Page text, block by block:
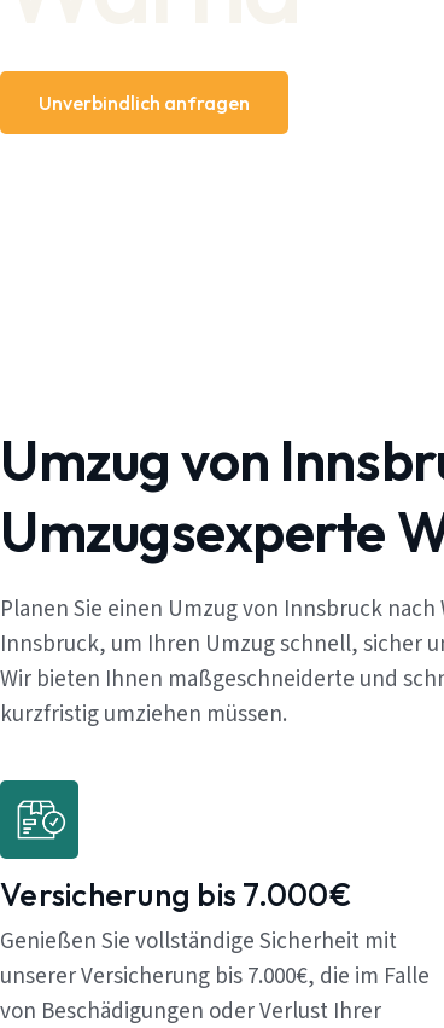
Unverbindlich anfragen
Umzug von
Umzugsexperte
Planen Sie einen Umzug von Innsbruck
Innsbruck, um Ihren Umzug schnell, sicher
Wir bieten Ihnen maßgeschneiderte und
kurzfristig umziehen müssen.
Versicherung bis 7.000€
Genießen Sie vollständige Sicherheit mit
unserer Versicherung bis 7.000€, die im Falle
von Beschädigungen oder Verlust Ihrer